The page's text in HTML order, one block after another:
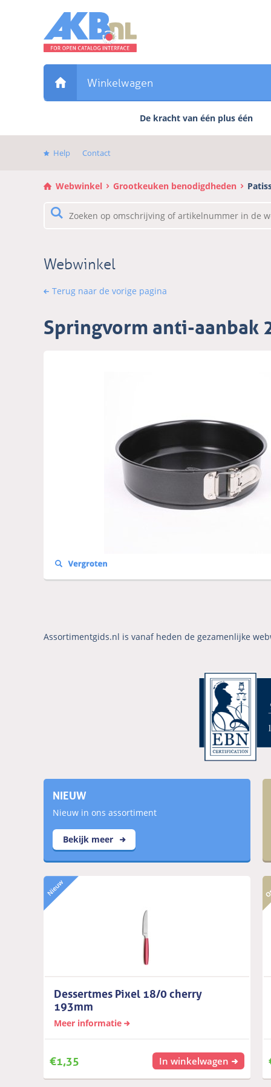
Direct
het
hoofdmenu
Winkelwagen
De kracht van één plus één
Help Contact
Webwinkel Grootkeuken benodigdheden
Webwinkel
Terug naar de vorige pagina
Springvorm anti-aanbak
Assortimentgids.nl is vanaf heden de gezamenlijke
NIEUW
Nieuw in ons assortiment
Bekijk meer
Dessertmes Pixel 18/0 cherry
193mm
Meer informatie
€1,35 In winkelwagen